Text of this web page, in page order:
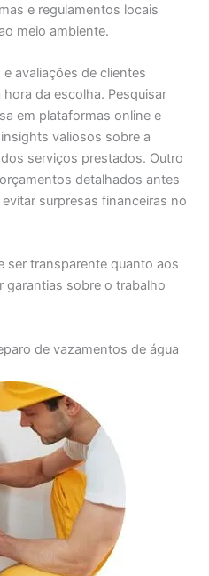
e regulamentos locais
meio ambiente.
avaliações de clientes
da escolha. Pesquisar
em plataformas online e
valiosos sobre a
serviços prestados. Outro
detalhados antes
surpresas financeiras no
ser transparente quanto aos
garantias sobre o trabalho
de vazamentos de água